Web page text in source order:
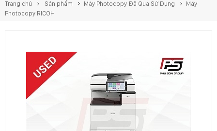
Trang chủ Sản phẩm Máy Photocopy Đã Qua Sử Dụng
Máy
Photocopy RICOH